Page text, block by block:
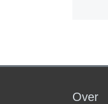
Over